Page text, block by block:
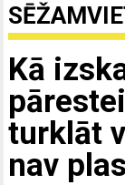
Kā
turklāt
nav